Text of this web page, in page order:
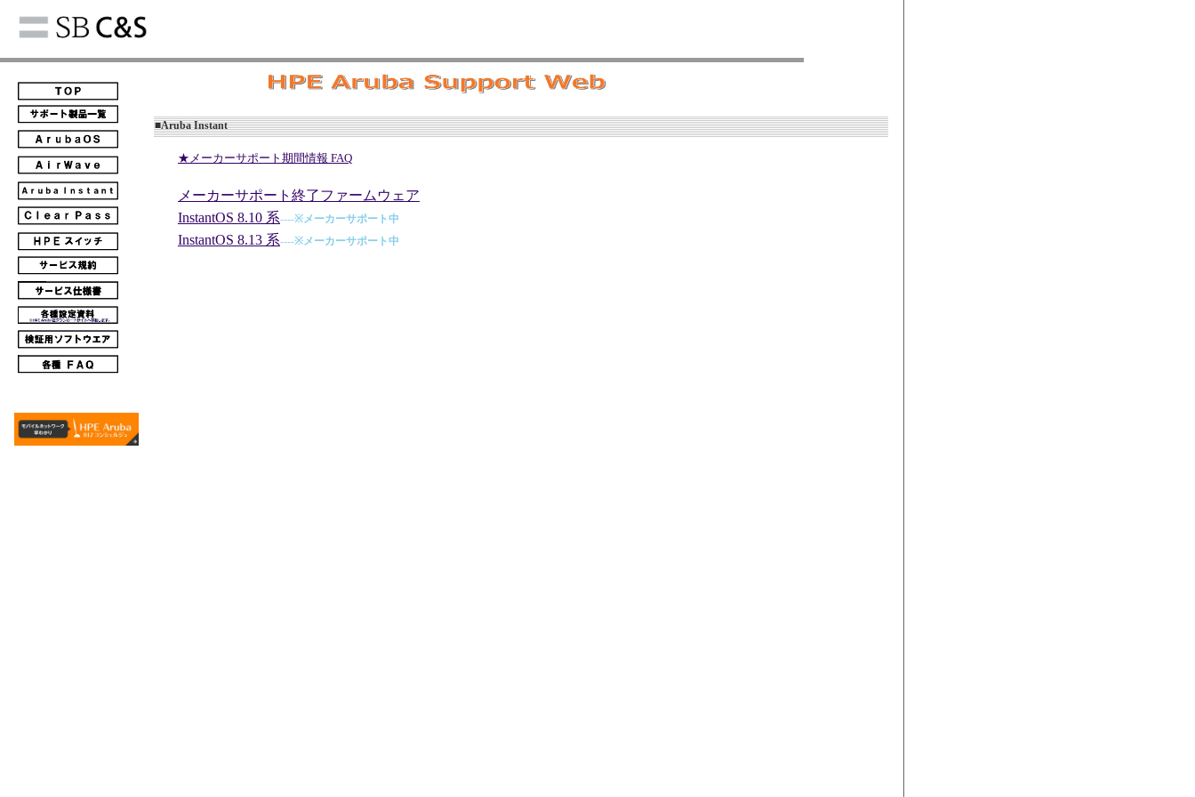
■Aruba Instant
★メーカーサポート期間情報 FAQ
メーカーサポート終了ファームウェア
InstantOS 8.10 系----※メーカーサポート中
InstantOS 8.13 系----※メーカーサポート中